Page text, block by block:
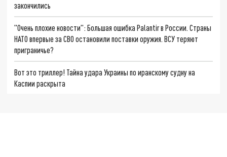
закончились
"Очень плохие новости": Большая ошибка Palantir в России. Страны
НАТО впервые за СВО остановили поставки оружия. ВСУ теряют
приграничье?
Вот это триллер! Тайна удара Украины по иранскому судну на
Каспии раскрыта